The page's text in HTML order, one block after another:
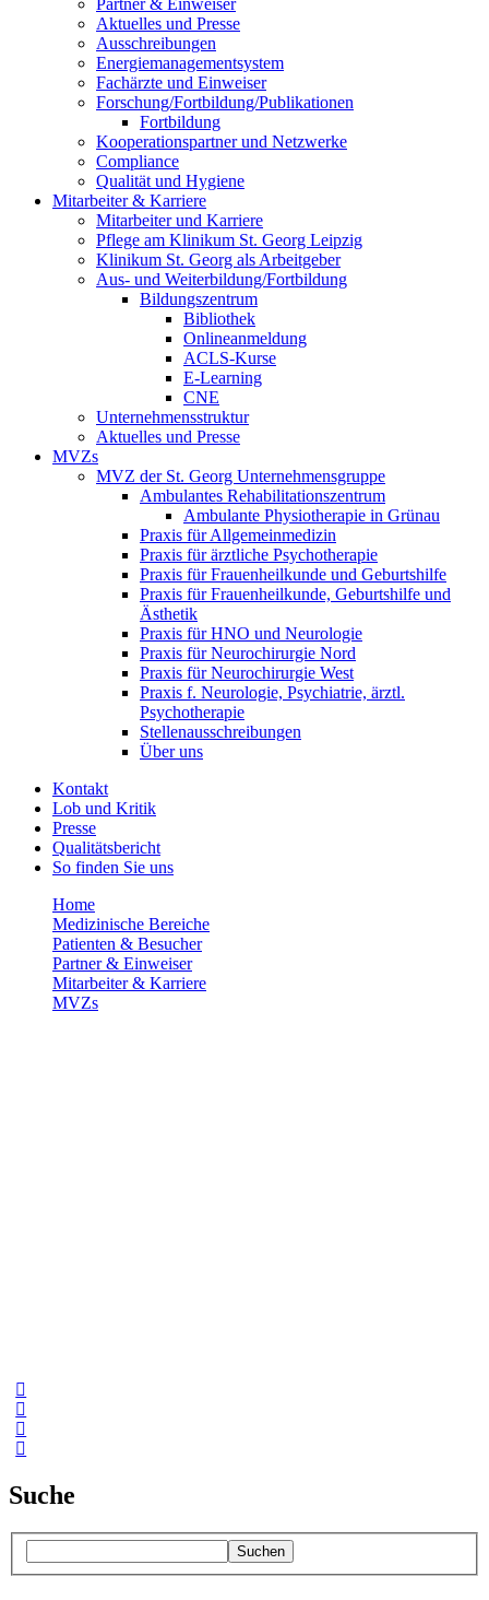
Aktuelles und Presse
Ausschreibungen
Energiemanagementsystem
Fachärzte und Einweiser
Forschung/Fortbildung/Publikationen
Fortbildung
Kooperationspartner und Netzwerke
Compliance
Qualität und Hygiene
Mitarbeiter & Karriere
Mitarbeiter und Karriere
Pflege am Klinikum St. Georg Leipzig
Klinikum St. Georg als Arbeitgeber
Aus- und Weiterbildung/Fortbildung
Bildungszentrum
Bibliothek
Onlineanmeldung
ACLS-Kurse
E-Learning
CNE
Unternehmensstruktur
Aktuelles und Presse
MVZs
MVZ der St. Georg Unternehmensgruppe
Ambulantes Rehabilitationszentrum
Ambulante Physiotherapie in Grünau
Praxis für Allgemeinmedizin
Praxis für ärztliche Psychotherapie
Praxis für Frauenheilkunde und Geburtshilfe
Praxis für Frauenheilkunde, Geburtshilfe und
Ästhetik
Praxis für HNO und Neurologie
Praxis für Neurochirurgie Nord
Praxis für Neurochirurgie West
Praxis f. Neurologie, Psychiatrie, ärztl.
Psychotherapie
Stellenausschreibungen
Über uns
Kontakt
Lob und Kritik
Presse
Qualitätsbericht
So finden Sie uns
Home
Medizinische Bereiche
Patienten & Besucher
Partner & Einweiser
Mitarbeiter & Karriere
MVZs
Suche
Suchen